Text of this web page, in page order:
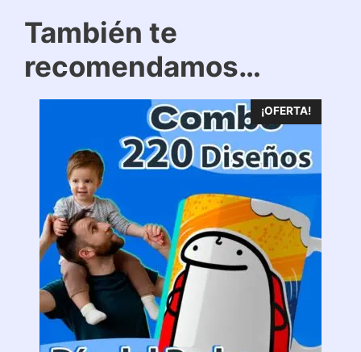
También te
recomendamos…
¡OFERTA!